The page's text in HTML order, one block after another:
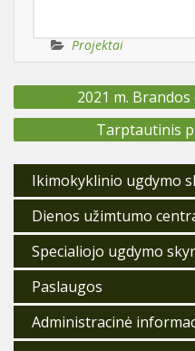
Projektai
Navigacija
įrašų
2021 m.
Tarptautinis
Ikimokyklinio ugdymo
Dienos užimtumo
Specialiojo ugdymo
Paslaugos
Administracinė